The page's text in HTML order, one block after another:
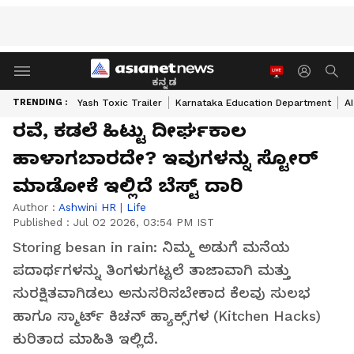
ಕನ್ನಡ
TRENDING : Yash Toxic Trailer Karnataka Education Department
ರವೆ, ಕಡಲೆ ಹಿಟ್ಟು ದೀರ್ಘಕಾಲ
ಹಾಳಾಗಬಾರದೇ? ಇವುಗಳನ್ನು ಸ್ಟೋರ್
ಮಾಡೋಕೆ ಇಲ್ಲಿದೆ ಬೆಸ್ಟ್ ದಾರಿ
Author : Ashwini HR | Life
Published : Jul 02 2026, 03:54 PM IST
Storing besan in rain: ನಿಮ್ಮ ಅಡುಗೆ ಮನೆಯ
ಪದಾರ್ಥಗಳನ್ನು ತಿಂಗಳುಗಟ್ಟಲೆ ತಾಜಾವಾಗಿ ಮತ್ತು
ಸುರಕ್ಷಿತವಾಗಿಡಲು ಅನುಸರಿಸಬೇಕಾದ ಕೆಲವು ಸುಲಭ
ಹಾಗೂ ಸ್ಮಾರ್ಟ್ ಕಿಚನ್ ಹ್ಯಾಕ್ಸ್‌ಗಳ (Kitchen Hacks)
ಕುರಿತಾದ ಮಾಹಿತಿ ಇಲ್ಲಿದೆ.